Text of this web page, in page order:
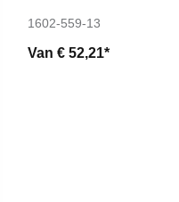
1602-559-13
Van € 52,21*